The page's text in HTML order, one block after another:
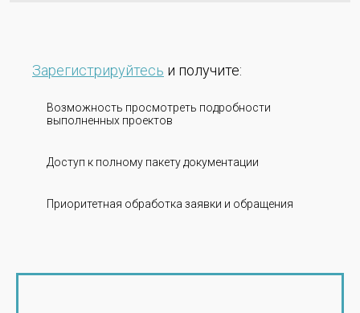
Зарегистрируйтесь и получите:
Возможность просмотреть подробности
выполненных проектов
Доступ к полному пакету документации
Приоритетная обработка заявки и обращения